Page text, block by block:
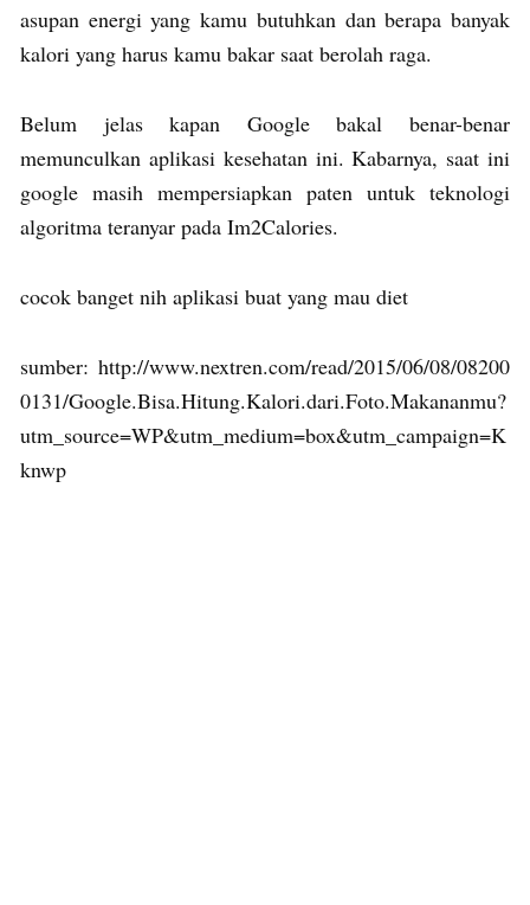
asupan energi yang kamu butuhkan dan berapa banyak
kalori yang harus kamu bakar saat berolah raga.
Belum jelas kapan Google bakal benar-benar
memunculkan aplikasi kesehatan ini. Kabarnya, saat ini
google masih mempersiapkan paten untuk teknologi
algoritma teranyar pada Im2Calories.
cocok banget nih aplikasi buat yang mau diet
sumber: http://www.nextren.com/read/2015/06/08/08200
0131/Google.Bisa.Hitung.Kalori.dari.Foto.Makananmu?
utm_source=WP&utm_medium=box&utm_campaign=K
knwp